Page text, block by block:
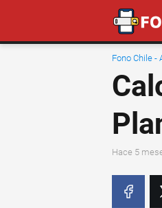
Fono Chile -
hace 5